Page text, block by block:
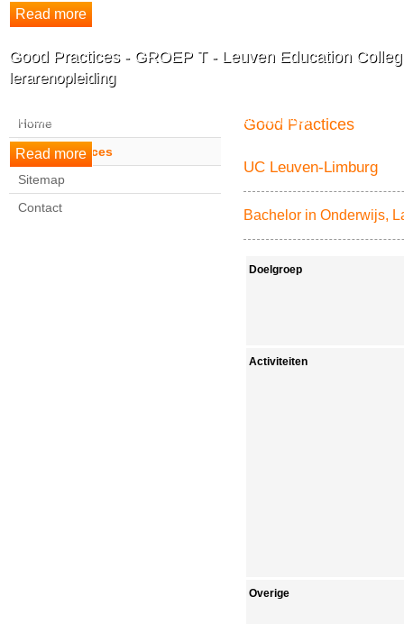
Good Practices - GROEP T - Leuven Education
lerarenopleiding
Studenten van de lerarenopleiding (kleuter - lager - secundair)
Home
Good Practices
Sitemap
Contact
Good Practices
UC Leuven-Limburg
Bachelor in Onderwijs,
Doelgroep
Activiteiten
Overige